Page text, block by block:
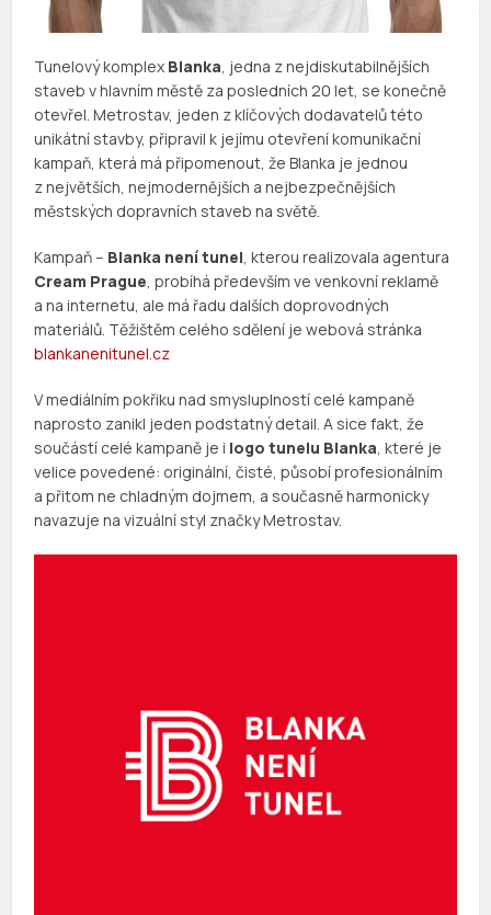
Tunelový komplex Blanka, jedna z nejdiskutabilnějších
staveb v hlavním městě za posledních 20 let, se konečně
otevřel. Metrostav, jeden z klíčových dodavatelů této
unikátní stavby, připravil k jejímu otevření komunikační
kampaň, která má připomenout, že Blanka je jednou
z největších, nejmodernějších a nejbezpečnějších
městských dopravních staveb na světě.
Kampaň – Blanka není tunel, kterou realizovala agentura
Cream Prague, probíhá především ve venkovní reklamě
a na internetu, ale má řadu dalších doprovodných
materiálů. Těžištěm celého sdělení je webová stránka
blankanenitunel.cz
V mediálním pokřiku nad smysluplností celé kampaně
naprosto zanikl jeden podstatný detail. A sice fakt, že
součástí celé kampaně je i logo tunelu Blanka, které je
velice povedené: originální, čisté, působí profesionálním
a přitom ne chladným dojmem, a současně harmonicky
navazuje na vizuální styl značky Metrostav.